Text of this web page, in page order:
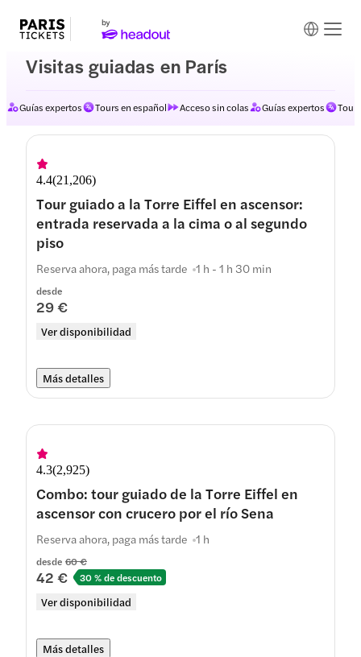
Visitas guiadas en París
Guías expertos Tours en español Acceso sin colas Guías expertos
4.4(21,206)
Tour guiado a la Torre Eiffel en ascensor:
entrada reservada a la cima o al segundo
piso
desde
29 €
Ver disponibilidad
Reserva ahora, paga más tarde 1 h - 1 h 30 min
Más detalles
4.3(2,925)
Combo: tour guiado de la Torre Eiffel en
ascensor con crucero por el río Sena
desde 60 €
42 € 30 % de descuento
Ver disponibilidad
Reserva ahora, paga más tarde 1 h
Más detalles